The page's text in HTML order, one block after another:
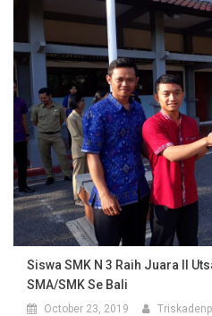
Siswa SMK N 3 Raih Juara II
SMA/SMK Se Bali
October 23, 2019